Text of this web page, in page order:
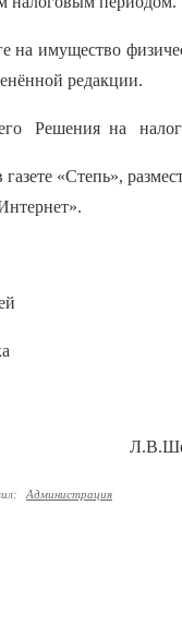
имущество
редакции.
Решения на
«Степь»,
:
Администрация